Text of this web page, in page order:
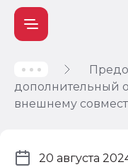
дополнительный
внешнему
20 августа
Учет и